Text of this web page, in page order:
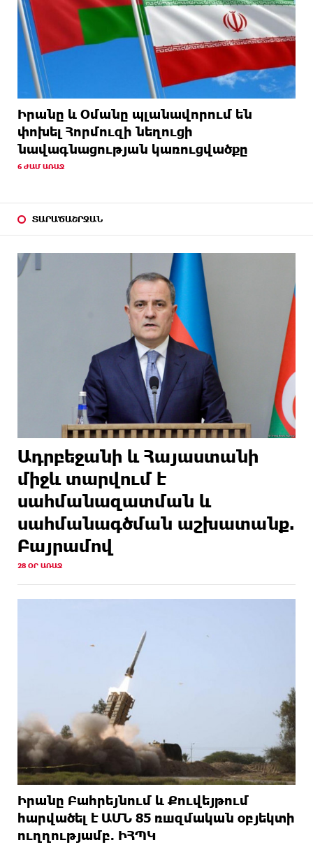
Իրանը և Օմանը պլանավորում են
փոխել Հորմուզի նեղուցի
նավագնացության կառուցվածքը
6 ԺԱՄ ԱՌԱՋ
ՏԱՐԱԾԱՇՐՋԱՆ
Ադրբեջանի և Հայաստանի
միջև տարվում է
սահմանազատման և
սահմանագծման աշխատանք.
Բայրամով
28 ՕՐ ԱՌԱՋ
Իրանը Բահրեյնում և Քուվեյթում
hարվածել է ԱՄՆ 85 ռшզմական օբյեկտի
ուղղությամբ. ԻՀՊԿ